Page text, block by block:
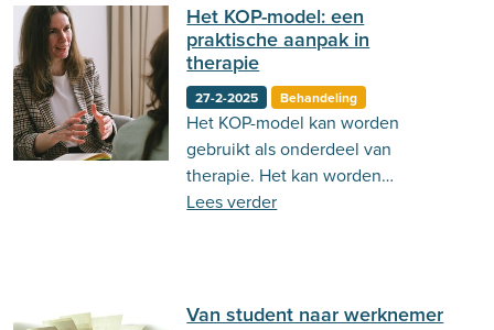
Het KOP-model: een
praktische aanpak in
therapie
27-2-2025 Behandeling
Het KOP-model kan worden
gebruikt als onderdeel van
therapie. Het kan worden
toegepast voor veel verschillende
Lees verder
Van student naar werknemer